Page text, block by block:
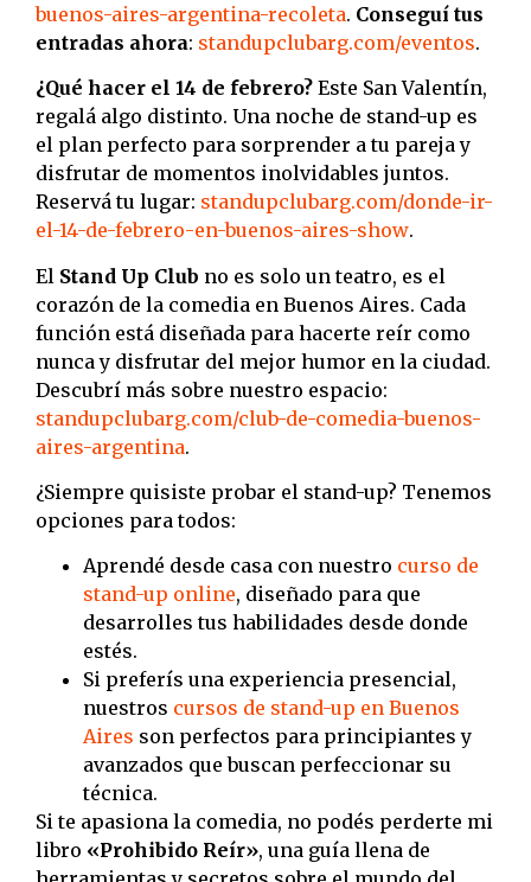
buenos-aires-argentina-recoleta. Conseguí tus
entradas ahora: standupclubarg.com/eventos.
¿Qué hacer el 14 de febrero? Este San Valentín,
regalá algo distinto. Una noche de stand-up es
el plan perfecto para sorprender a tu pareja y
disfrutar de momentos inolvidables juntos.
Reservá tu lugar: standupclubarg.com/donde-ir-
el-14-de-febrero-en-buenos-aires-show.
El Stand Up Club no es solo un teatro, es el
corazón de la comedia en Buenos Aires. Cada
función está diseñada para hacerte reír como
nunca y disfrutar del mejor humor en la ciudad.
Descubrí más sobre nuestro espacio:
standupclubarg.com/club-de-comedia-buenos-
aires-argentina.
¿Siempre quisiste probar el stand-up? Tenemos
opciones para todos:
Aprendé desde casa con nuestro curso de
stand-up online, diseñado para que
desarrolles tus habilidades desde donde
estés.
Si preferís una experiencia presencial,
nuestros cursos de stand-up en Buenos
Aires son perfectos para principiantes y
avanzados que buscan perfeccionar su
técnica.
Si te apasiona la comedia, no podés perderte mi
libro «Prohibido Reír», una guía llena de